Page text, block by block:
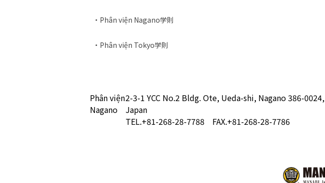
・Phân viện Nagano学則
・Phân viện Tokyo学則
Phân viện
Nagano
2-3-1 YCC No.2 Bldg. Ote, Ueda-shi, Nagano 386-0024,
Japan
TEL.+81-268-28-7788 FAX.+81-268-28-7786